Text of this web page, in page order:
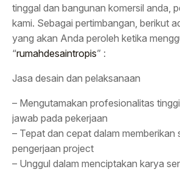
tinggal dan bangunan komersil anda,
kami. Sebagai pertimbangan, berikut
yang akan Anda peroleh ketika
“rumahdesaintropis” :
Jasa desain dan pelaksanaan
– Mengutamakan profesionalitas
jawab pada pekerjaan
– Tepat dan cepat dalam memberikan
pengerjaan project
– Unggul dalam menciptakan karya